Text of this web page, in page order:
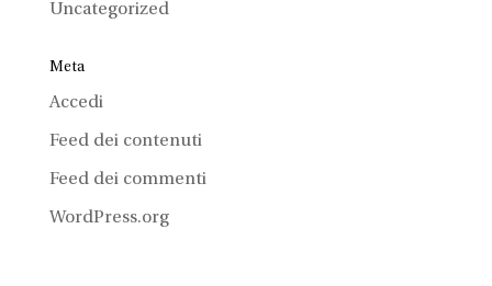
Uncategorized
Meta
Accedi
Feed dei contenuti
Feed dei commenti
WordPress.org